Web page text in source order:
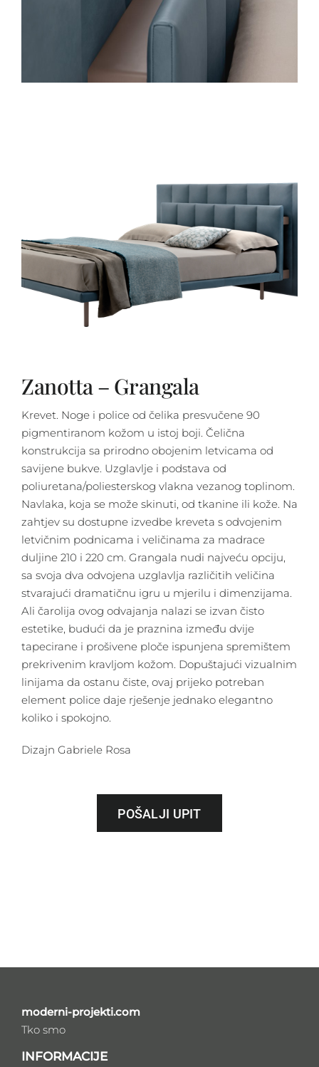
Zanotta – Grangala
Krevet. Noge i police od čelika presvučene 90
pigmentiranom kožom u istoj boji. Čelična
konstrukcija sa prirodno obojenim letvicama od
savijene bukve. Uzglavlje i podstava od
poliuretana/poliesterskog vlakna vezanog toplinom.
Navlaka, koja se može skinuti, od tkanine ili kože. Na
zahtjev su dostupne izvedbe kreveta s odvojenim
letvičnim podnicama i veličinama za madrace
duljine 210 i 220 cm. Grangala nudi najveću opciju,
sa svoja dva odvojena uzglavlja različitih veličina
stvarajući dramatičnu igru u mjerilu i dimenzijama.
Ali čarolija ovog odvajanja nalazi se izvan čisto
estetike, budući da je praznina između dvije
tapecirane i prošivene ploče ispunjena spremištem
prekrivenim kravljom kožom. Dopuštajući vizualnim
linijama da ostanu čiste, ovaj prijeko potreban
element police daje rješenje jednako elegantno
koliko i spokojno.
Dizajn Gabriele Rosa
POŠALJI UPIT
moderni-projekti.com
Tko smo
INFORMACIJE